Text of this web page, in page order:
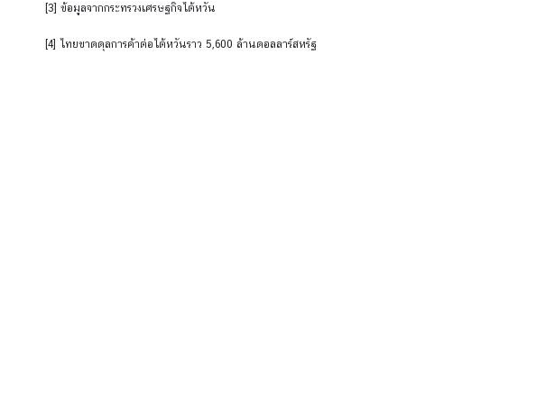
ต้
ห
วั
[3] ข้อมูลจากกระทรวงเศรษฐกิจไต้หวัน
[4] ไทยขาดดุลการค้าต่อไต้หวันราว 5,600 ล้านดอลลาร์สหรัฐ